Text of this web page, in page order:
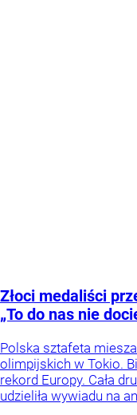
Złoci medaliści
„To do nas nie
Polska sztafeta
olimpijskich w Tokio.
rekord Europy. Cała
udzieliła wywiadu na